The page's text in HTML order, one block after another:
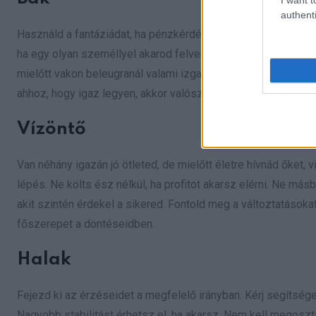
Használd a fantáziádat, ha pénzkérdésről, üzletről vagy
ha egy olyan személlyel akarod felvenni a ritmust, aki jó az
mielőtt vakon beleugranál valami izgalmas dologba, előbb
ahhoz, hogy igaz legyen, akkor valószínűleg az úgy is van.
Vízöntő
Van néhány igazán jó ötleted, de mielőtt életre hívnád
lépés. Ne költs ész nélkül, ha profitot akarsz elérni. Ne
akit szintén érdekel a sikered. Fontold meg a
főszerepet a döntéseidben.
Halak
Fejezd ki az érzéseidet a megfelelő irányban. Kérj